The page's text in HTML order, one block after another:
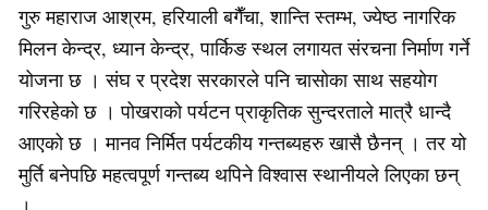
गुरु महाराज आश्रम, हरियाली बगैँचा, शान्ति स्तम्भ, ज्येष्ठ नागरिक
मिलन केन्द्र, ध्यान केन्द्र, पार्किङ स्थल लगायत संरचना निर्माण गर्ने
योजना छ । संघ र प्रदेश सरकारले पनि चासोका साथ सहयोग
गरिरहेको छ । पोखराको पर्यटन प्राकृतिक सुन्दरताले मात्रै धान्दै
आएको छ । मानव निर्मित पर्यटकीय गन्तब्यहरु खासै छैनन् । तर यो
मुर्ति बनेपछि महत्वपूर्ण गन्तब्य थपिने विश्वास स्थानीयले लिएका छन्